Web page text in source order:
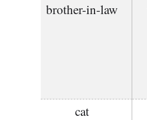
brother-in-law
cat